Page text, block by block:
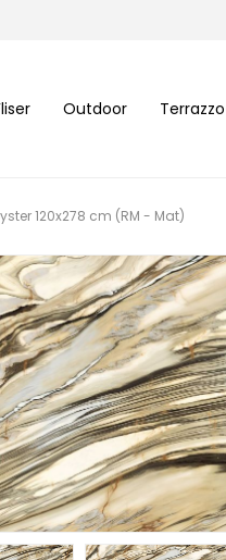
Outdoor Terrazzo
120x278 cm (RM - Mat)